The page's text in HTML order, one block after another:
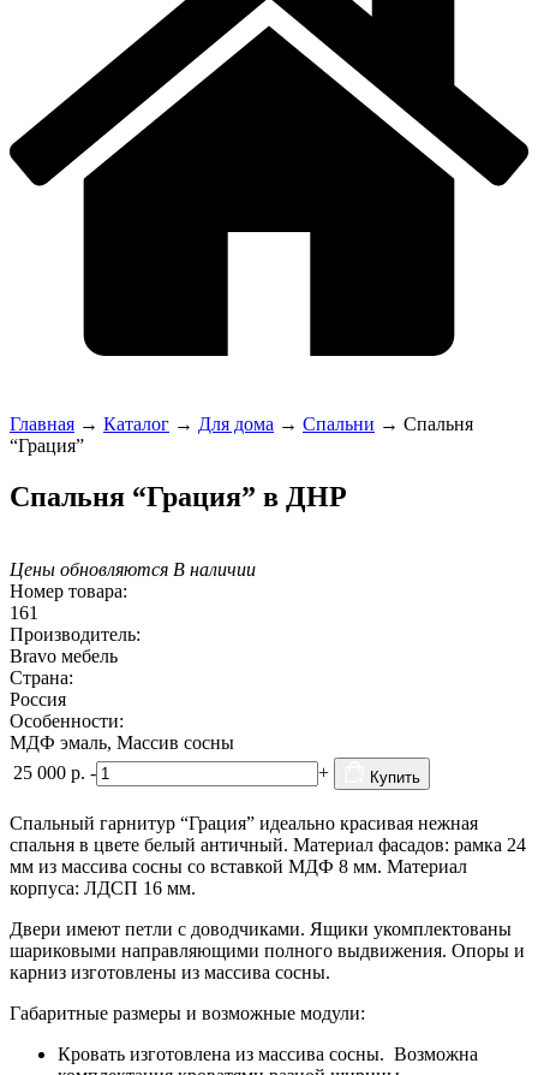
Главная → Каталог → Для дома → Спальни → Спальня
“Грация”
Спальня “Грация” в ДНР
Цены обновляются В наличии
Номер товара:
161
Производитель:
Bravo мебель
Страна:
Россия
Особенности:
МДФ эмаль, Массив сосны
25 000 р. - + Купить
Спальный гарнитур “Грация” идеально красивая нежная
спальня в цвете белый античный. Материал фасадов: рамка 24
мм из массива сосны со вставкой МДФ 8 мм. Материал
корпуса: ЛДСП 16 мм.
Двери имеют петли с доводчиками. Ящики укомплектованы
шариковыми направляющими полного выдвижения. Опоры и
карниз изготовлены из массива сосны.
Габаритные размеры и возможные модули:
Кровать изготовлена из массива сосны. Возможна